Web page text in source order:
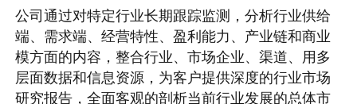
公司通过对特定行业长期跟踪监测，分析行业供给
端、需求端、经营特性、盈利能力、产业链和商业
模方面的内容，整合行业、市场企业、渠道、用多
层面数据和信息资源，为客户提供深度的行业市场
研究报告，全面客观的剖析当前行业发展的总体市